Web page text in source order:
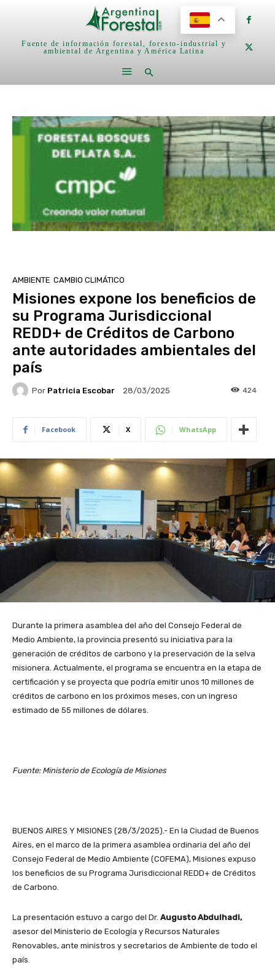
Fuente de información forestal, foresto-industrial y
ambiental de Argentina y América Latina
AMBIENTE CAMBIO CLIMÁTICO
Misiones expone los beneficios de
su Programa Jurisdiccional
REDD+ de Créditos de Carbono
ante autoridades ambientales del
país
Por Patricia Escobar 28/03/2025 424
Facebook X WhatsApp
Durante la primera asamblea del año del Consejo Federal de
Medio Ambiente, la provincia presentó su iniciativa para la
generación de créditos de carbono y la preservación de la selva
misionera. Actualmente, el programa se encuentra en la etapa de
certificación y se proyecta que podría emitir unos 10 millones de
créditos de carbono en los próximos meses, con un ingreso
estimado de 55 millones de dólares.
Fuente: Ministerio de Ecología de Misiones
BUENOS AIRES Y MISIONES (28/3/2025).- En la Ciudad de Buenos
Aires, en el marco de la primera asamblea ordinaria del año del
Consejo Federal de Medio Ambiente (COFEMA), Misiones expuso
los beneficios de su Programa Jurisdiccional REDD+ de Créditos
de Carbono.
La presentación estuvo a cargo del Dr. Augusto Abdulhadi,
asesor del Ministerio de Ecología y Recursos Naturales
Renovables, ante ministros y secretarios de Ambiente de todo el
país.